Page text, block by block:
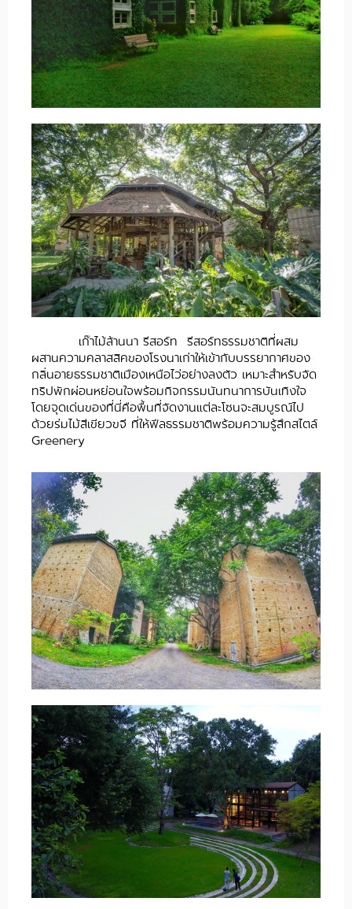
เก๊าไม้ล้านนา รีสอร์ท รีสอร์ทธรรมชาติที่ผสม
ผสานความคลาสสิคของโรงนาเก่าให้เข้ากับบรรยากาศของ
กลิ่นอายธรรมชาติเมืองเหนือไว่อย่างลงตัว เหมาะสำหรับจัด
ทริปพักผ่อนหย่อนใจพร้อมกิจกรรมนันทนาการบันเทิงใจ
โดยจุดเด่นของที่นี่คือพื้นที่จัดงานแต่ละโซนจะสมบูรณ์ไป
ด้วยร่มไม้สีเขียวขจี ที่ให้ฟีลธรรมชาติพร้อมความรู้สึกสไตล์
Greenery